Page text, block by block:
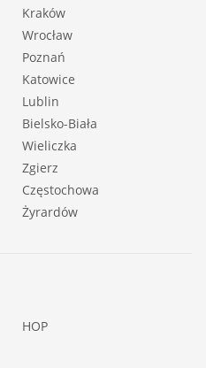
Kraków
Wrocław
Poznań
Katowice
Lublin
Bielsko-Biała
Wieliczka
Zgierz
Częstochowa
Żyrardów
HOP